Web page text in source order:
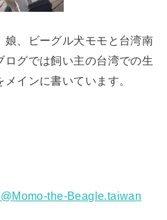
娘、ビーグル犬モモと台湾南
グでは飼い主の台湾での生
インに書いています。
the-Beagle.taiwan